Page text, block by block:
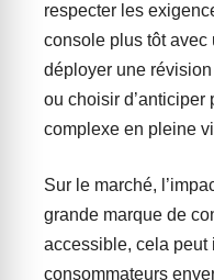
respecter les
console plus tôt
déployer une révision
ou choisir d’anticiper
complexe en pleine
Sur le marché,
grande marque de
accessible, cela peut
consommateurs